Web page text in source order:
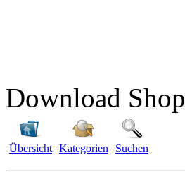
Download Shop
Übersicht Kategorien Suchen